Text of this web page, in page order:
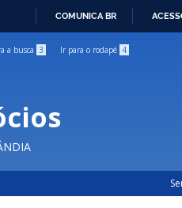
COMUNICA BR
a busca 3 Ir para o rodapé 4